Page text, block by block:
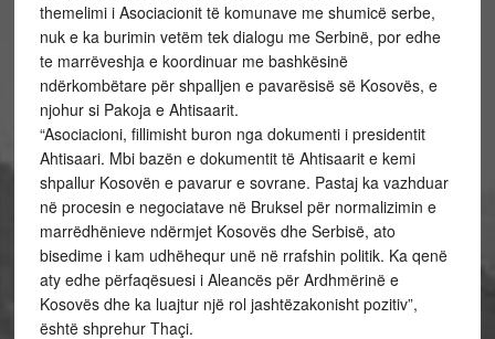
themelimi i Asociacionit të komunave me shumicë serbe,
nuk e ka burimin vetëm tek dialogu me Serbinë, por edhe
te marrëveshja e koordinuar me bashkësinë
ndërkombëtare për shpalljen e pavarësisë së Kosovës, e
njohur si Pakoja e Ahtisaarit.
“Asociacioni, fillimisht buron nga dokumenti i presidentit
Ahtisaari. Mbi bazën e dokumentit të Ahtisaarit e kemi
shpallur Kosovën e pavarur e sovrane. Pastaj ka vazhduar
në procesin e negociatave në Bruksel për normalizimin e
marrëdhënieve ndërmjet Kosovës dhe Serbisë, ato
bisedime i kam udhëhequr unë në rrafshin politik. Ka qenë
aty edhe përfaqësuesi i Aleancës për Ardhmërinë e
Kosovës dhe ka luajtur një rol jashtëzakonisht pozitiv”,
është shprehur Thaçi.